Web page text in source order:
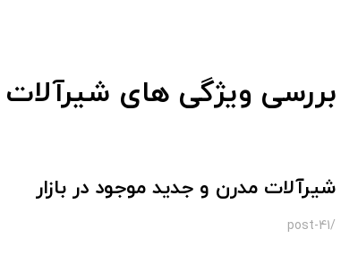
بررسی ویژگی های
شیرآلات مدرن و جديد موجود در بازار
/post-41